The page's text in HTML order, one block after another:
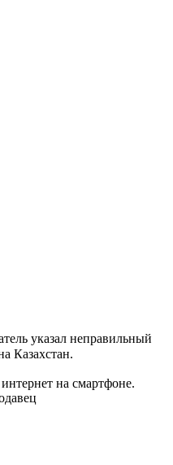
указал неправильный
Казахстан.
на смартфоне.